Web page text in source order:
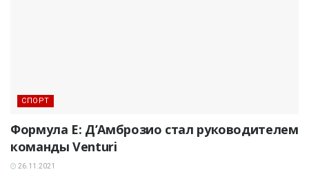
СПОРТ
Формула E: Д’Амброзио стал руководителем
команды Venturi
26.11.2021